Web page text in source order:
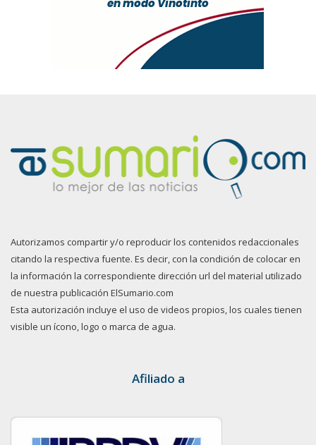
Autorizamos compartir y/o reproducir los contenidos redaccionales
citando la respectiva fuente. Es decir, con la condición de colocar en
la información la correspondiente dirección url del material utilizado
de nuestra publicación ElSumario.com
Esta autorización incluye el uso de videos propios, los cuales tienen
visible un ícono, logo o marca de agua.
Afiliado a